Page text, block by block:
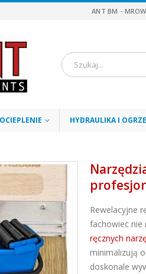
ANT BM -
HYDRAULIKA I
Rewelacyjne
fachowiec nie
ręcznych
minimalizują
doskonale